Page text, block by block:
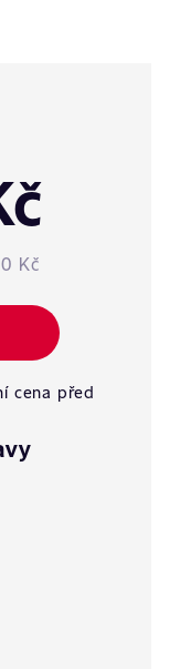
Kč
cena před